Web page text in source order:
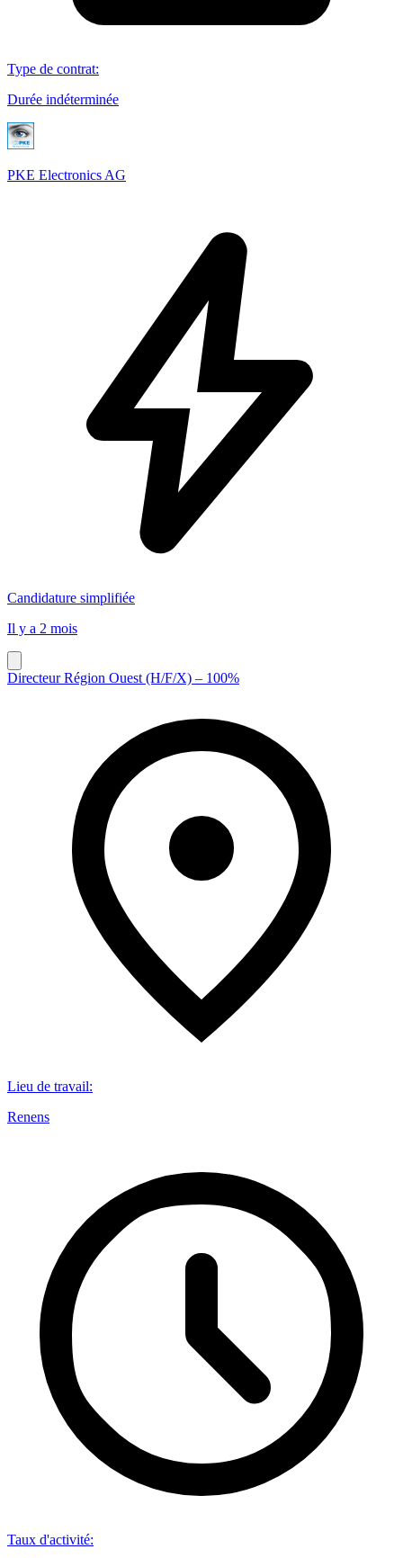
Type de contrat:
Durée indéterminée
PKE Electronics AG
Candidature simplifiée
Il y a 2 mois
Directeur Région Ouest (H/F/X) – 100%
Lieu de travail:
Renens
Taux d'activité: